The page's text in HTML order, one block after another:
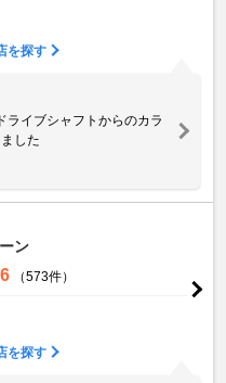
を探す
ライブシャフトからのカラ
した
ン
（573件）
を探す